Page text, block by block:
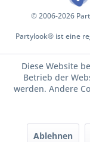
© 2006-2026
Partylook® ist eine
Diese Website
Betrieb der
werden. Andere
Ablehnen